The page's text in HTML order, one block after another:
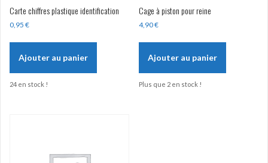
Carte chiffres plastique identification
0,95 €
Ajouter au panier
24 en stock !
Cage à piston pour reine
4,90€
Ajouter au panier
Plus que 2 en stock !